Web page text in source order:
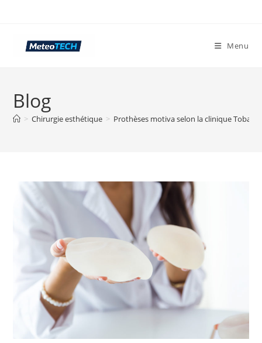
Menu
Blog
> Chirurgie esthétique > Prothèses motiva selon la clinique